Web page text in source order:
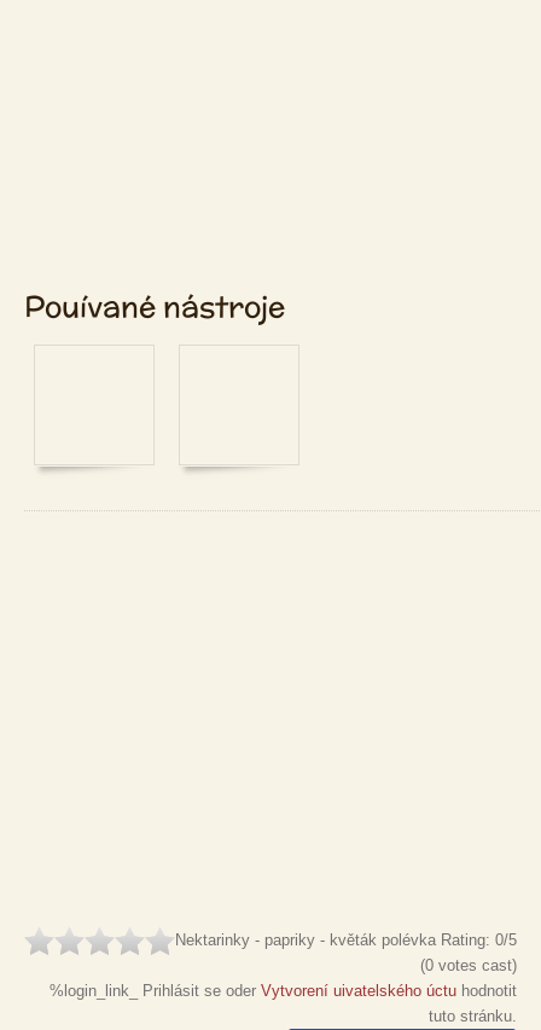
Pouívané nástroje
Nektarinky - papriky - květák polévka Rating: 0/5
(0 votes cast)
%login_link_ Prihlásit se oder Vytvorení uivatelského úctu hodnotit
tuto stránku.